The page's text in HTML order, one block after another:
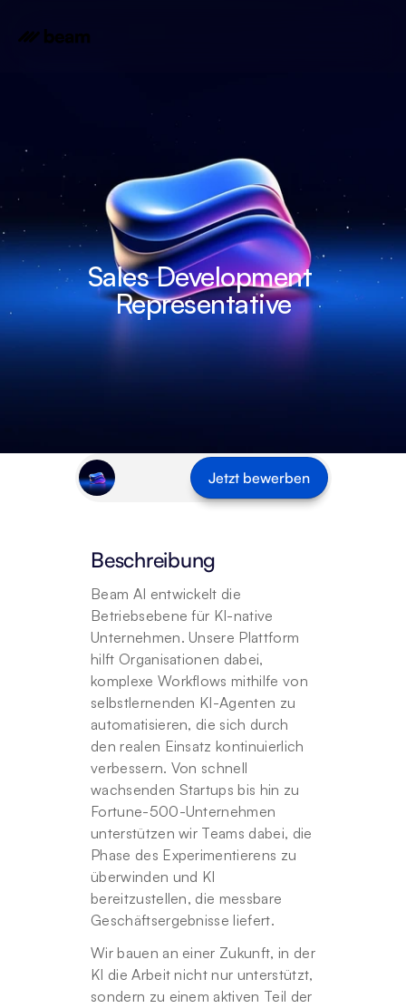
Sales Development
Representative
Jetzt bewerben
Beschreibung
Beam AI entwickelt die
Betriebsebene für KI-native
Unternehmen. Unsere Plattform
hilft Organisationen dabei,
komplexe Workflows mithilfe von
selbstlernenden KI-Agenten zu
automatisieren, die sich durch
den realen Einsatz kontinuierlich
verbessern. Von schnell
wachsenden Startups bis hin zu
Fortune-500-Unternehmen
unterstützen wir Teams dabei, die
Phase des Experimentierens zu
überwinden und KI
bereitzustellen, die messbare
Geschäftsergebnisse liefert.
Wir bauen an einer Zukunft, in der
KI die Arbeit nicht nur unterstützt,
sondern zu einem aktiven Teil der